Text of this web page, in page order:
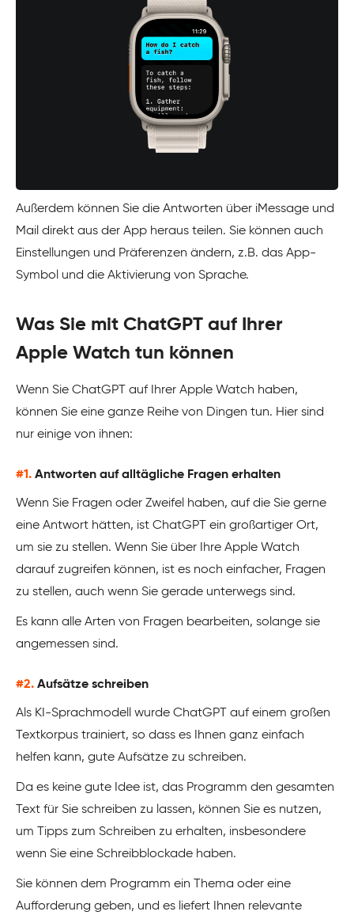
Außerdem können Sie die Antworten über iMessage und
Mail direkt aus der App heraus teilen. Sie können auch
Einstellungen und Präferenzen ändern, z.B. das App-
Symbol und die Aktivierung von Sprache.
Was Sie mit ChatGPT auf Ihrer
Apple Watch tun können
Wenn Sie ChatGPT auf Ihrer Apple Watch haben,
können Sie eine ganze Reihe von Dingen tun. Hier sind
nur einige von ihnen:
#1. Antworten auf alltägliche Fragen erhalten
Wenn Sie Fragen oder Zweifel haben, auf die Sie gerne
eine Antwort hätten, ist ChatGPT ein großartiger Ort,
um sie zu stellen. Wenn Sie über Ihre Apple Watch
darauf zugreifen können, ist es noch einfacher, Fragen
zu stellen, auch wenn Sie gerade unterwegs sind.
Es kann alle Arten von Fragen bearbeiten, solange sie
angemessen sind.
#2. Aufsätze schreiben
Als KI-Sprachmodell wurde ChatGPT auf einem großen
Textkorpus trainiert, so dass es Ihnen ganz einfach
helfen kann, gute Aufsätze zu schreiben.
Da es keine gute Idee ist, das Programm den gesamten
Text für Sie schreiben zu lassen, können Sie es nutzen,
um Tipps zum Schreiben zu erhalten, insbesondere
wenn Sie eine Schreibblockade haben.
Sie können dem Programm ein Thema oder eine
Aufforderung geben, und es liefert Ihnen relevante